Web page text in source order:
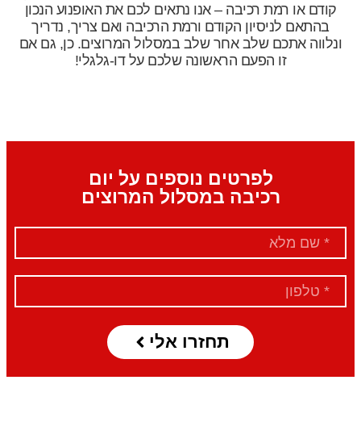
קודם או רמת רכיבה – אנו נתאים לכם את האופנוע הנכון
בהתאם לניסיון הקודם ורמת הרכיבה ואם צריך, נדריך
ונלווה אתכם שלב אחר שלב במסלול המרוצים. כן, גם אם
זו הפעם הראשונה שלכם על דו-גלגלי!
לפרטים נוספים על יום
רכיבה במסלול המרוצים
תחזרו אלי